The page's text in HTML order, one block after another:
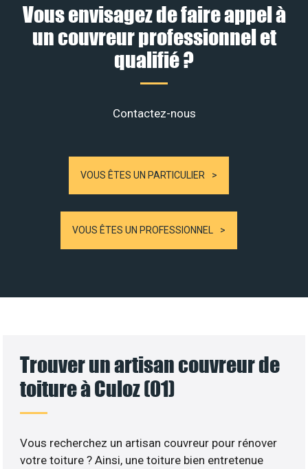
Vous envisagez de faire appel à
un couvreur professionnel et
qualifié ?
Contactez-nous
VOUS ÊTES UN PARTICULIER
VOUS ÊTES UN PROFESSIONNEL
Trouver un artisan couvreur de
toiture à Culoz (01)
Vous recherchez un artisan couvreur pour rénover
votre toiture ? Ainsi, une toiture bien entretenue